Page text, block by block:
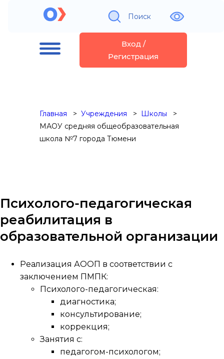
Поиск
Вход /
Регистрация
Главная Учреждения
Школы
МАОУ средняя общеобразовательная
школа №7 города Тюмени
Психолого-педагогическая
реабилитация в
образовательной организации
Реализация АООП в соответствии с
заключением ПМПК:
Психолого-педагогическая:
диагностика;
консультирование;
коррекция;
Занятия с:
педагогом-психологом;